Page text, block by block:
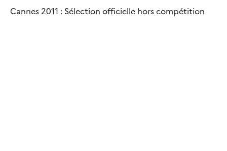
Cannes 2011 : Sélection officielle hors compétition